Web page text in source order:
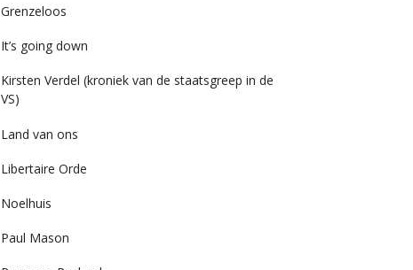
Grenzeloos
It’s going down
Kirsten Verdel (kroniek van de staatsgreep in de
VS)
Land van ons
Libertaire Orde
Noelhuis
Paul Mason